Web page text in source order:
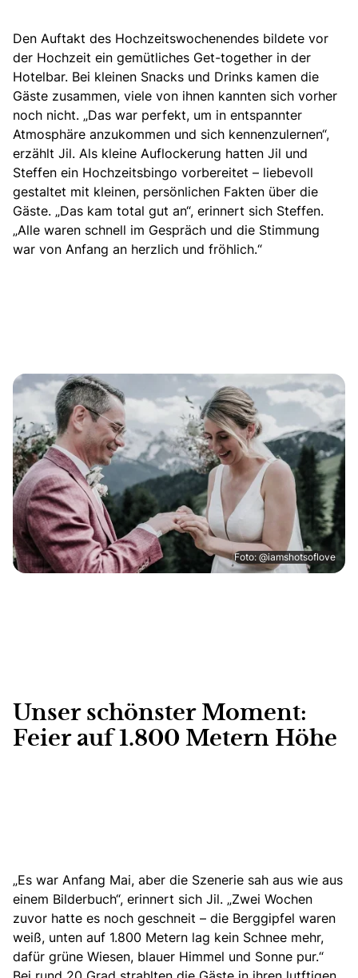
Den Auftakt des Hochzeitswochenendes bildete vor
der Hochzeit ein gemütliches Get-together in der
Hotelbar. Bei kleinen Snacks und Drinks kamen die
Gäste zusammen, viele von ihnen kannten sich vorher
noch nicht. „Das war perfekt, um in entspannter
Atmosphäre anzukommen und sich kennenzulernen“,
erzählt Jil. Als kleine Auflockerung hatten Jil und
Steffen ein Hochzeitsbingo vorbereitet – liebevoll
gestaltet mit kleinen, persönlichen Fakten über die
Gäste. „Das kam total gut an“, erinnert sich Steffen.
„Alle waren schnell im Gespräch und die Stimmung
war von Anfang an herzlich und fröhlich.“
Foto: @iamshotsoflove
Unser schönster Moment:
Feier auf 1.800 Metern Höhe
„Es war Anfang Mai, aber die Szenerie sah aus wie aus
einem Bilderbuch“, erinnert sich Jil. „Zwei Wochen
zuvor hatte es noch geschneit – die Berggipfel waren
weiß, unten auf 1.800 Metern lag kein Schnee mehr,
dafür grüne Wiesen, blauer Himmel und Sonne pur.“